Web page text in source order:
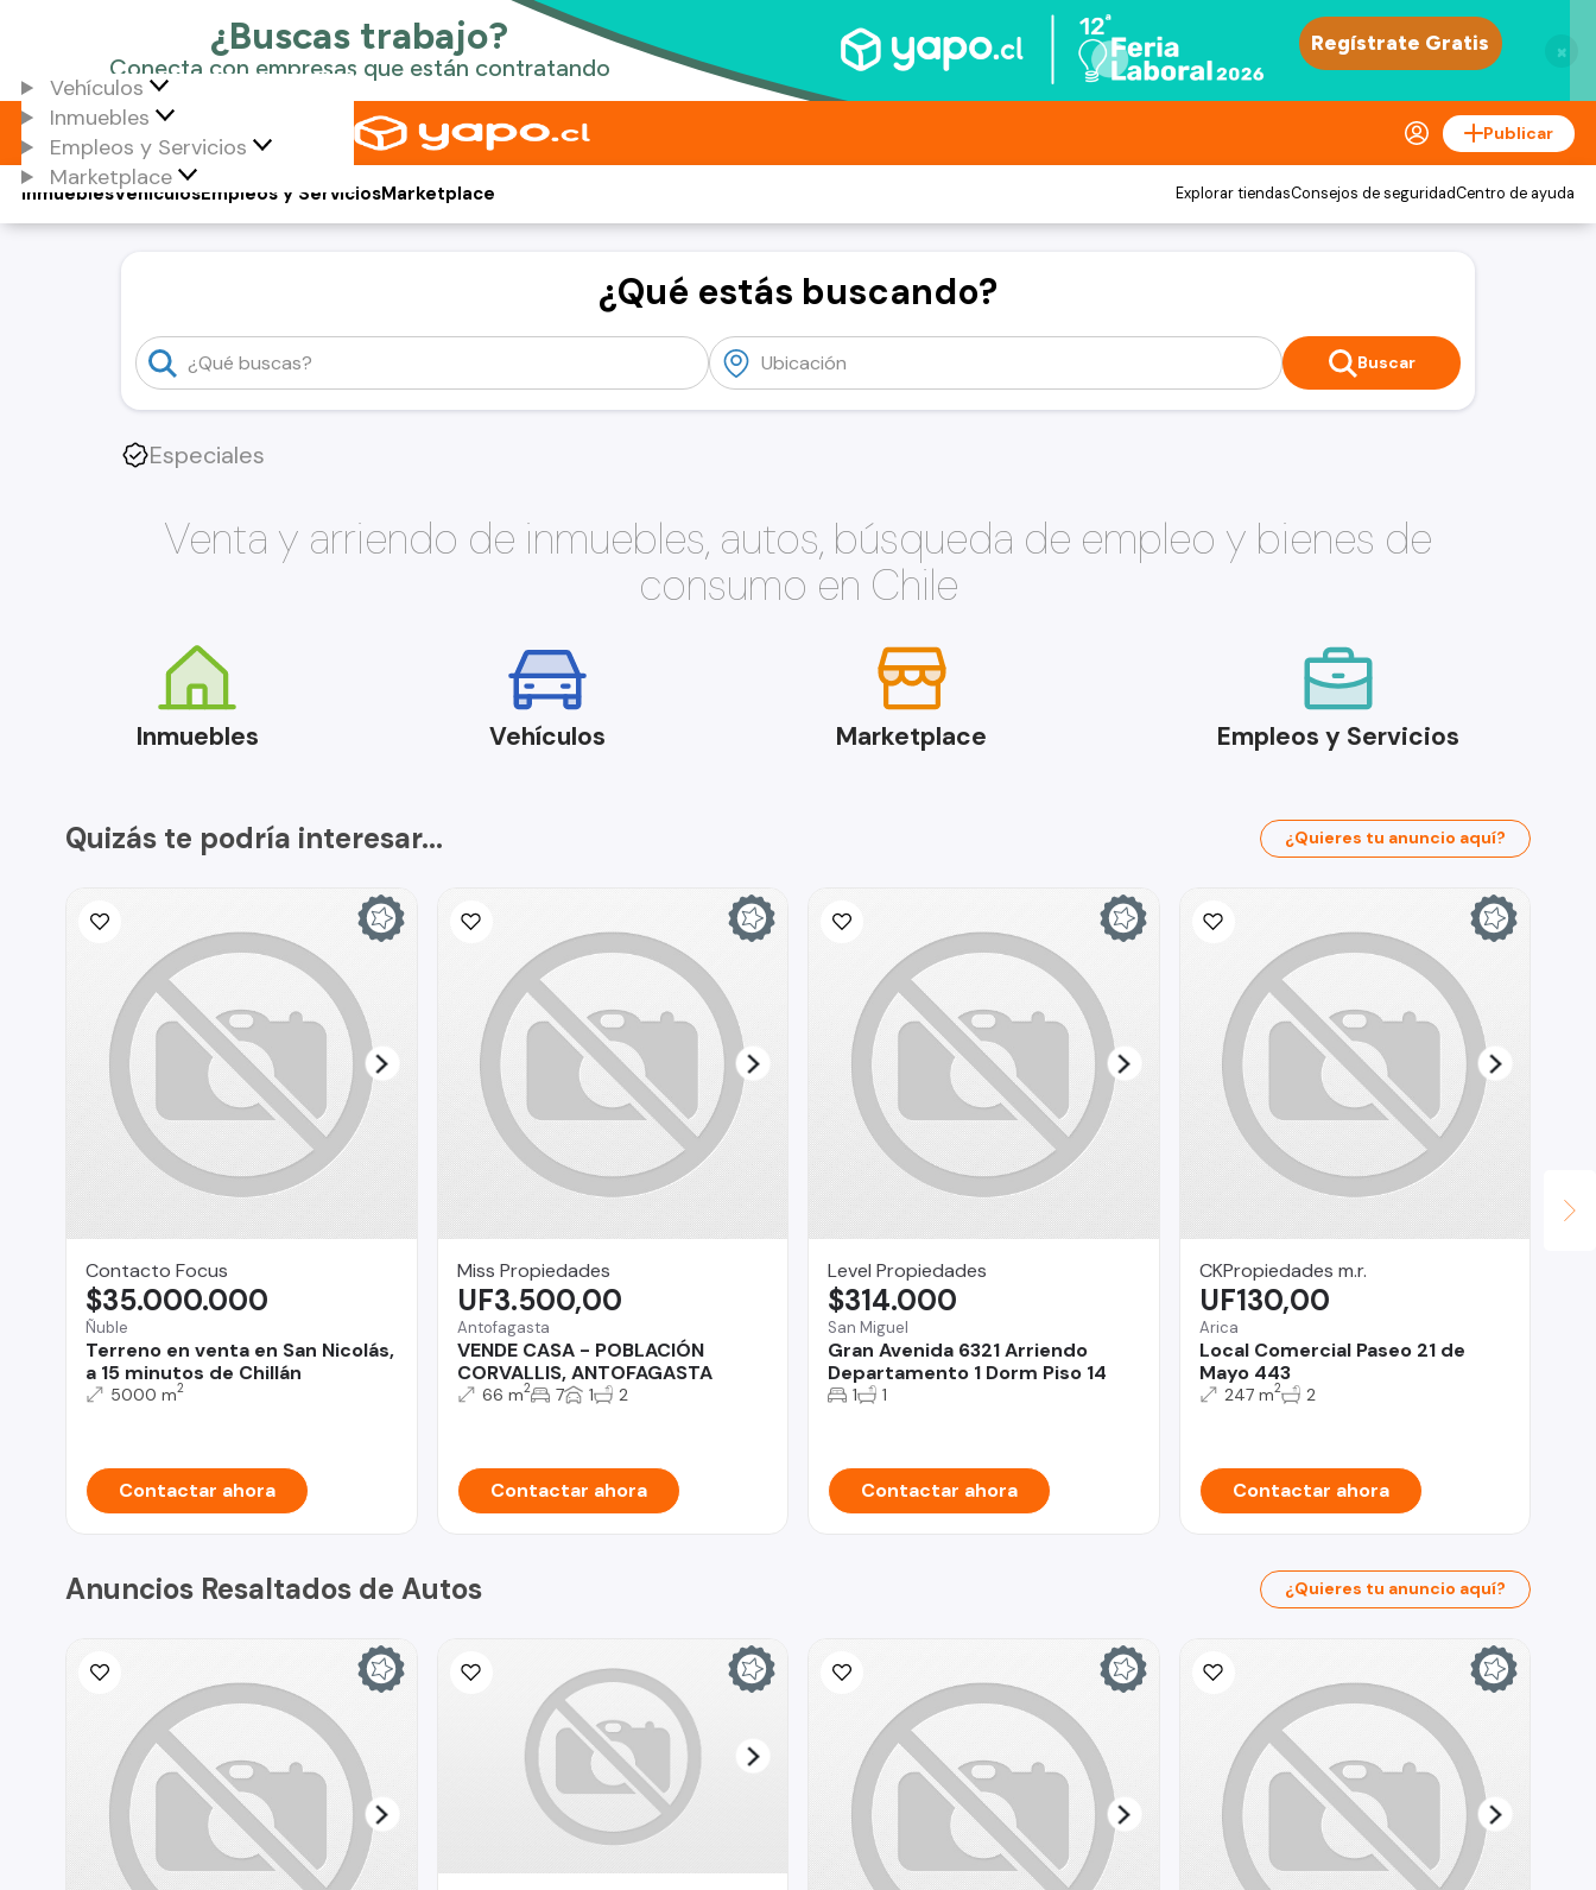
×
Vehículos
Inmuebles
Empleos y Servicios
Marketplace
Publicar
Vehículos
Inmuebles Empleos y ServiciosMarketplace Explorar tiendasConsejos de seguridadCentro de ayuda
¿Qué estás buscando?
Buscar
Especiales
Venta y arriendo de inmuebles, autos, búsqueda de empleo y bienes de
consumo en Chile
Inmuebles Vehículos Marketplace Empleos y Servicios
Quizás te podría interesar... ¿Quieres tu anuncio aquí?
Contacto Focus
Ñuble
Terreno en venta en San Nicolás,
a 15 minutos de Chillán
$35.000.000
5000 m2
Contactar ahora
Miss Propiedades
Antofagasta
VENDE CASA - POBLACIÓN
CORVALLIS, ANTOFAGASTA
UF3.500,00
66 m2 7 1 2
Contactar ahora
Level Propiedades
San Miguel
Gran Avenida 6321 Arriendo
Departamento 1 Dorm Piso 14
$314.000
1 1
Contactar ahora
CKPropiedades m.r.
Arica
Local Comercial Paseo 21 de
Mayo 443
UF130,00
247 m2 2
Contactar ahora
Anuncios Resaltados de Autos ¿Quieres tu anuncio aquí?